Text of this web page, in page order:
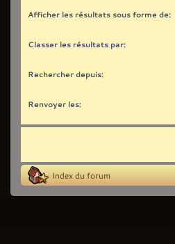
Afficher les résultats sous forme de:
Classer les résultats par:
Rechercher depuis:
Renvoyer les:
Index du forum